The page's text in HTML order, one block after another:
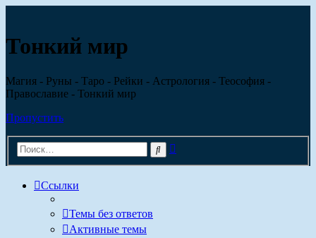
Тонкий мир
Магия - Руны - Таро - Рейки - Астрология - Теософия -
Православие - Тонкий мир
Пропустить
Поиск
Ссылки
Темы без ответов
Активные темы